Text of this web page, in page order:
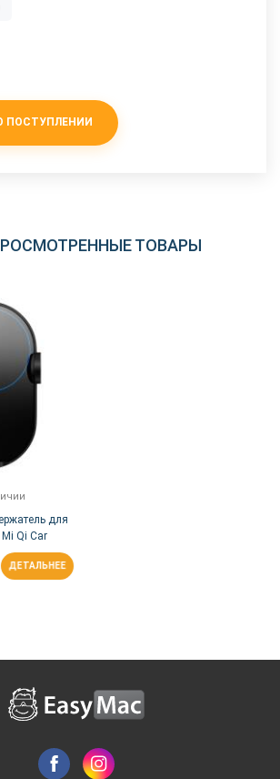
ПОСТУПЛЕНИИ
ТОВАРЫ
для
Qi Car
ДЕТАЛЬНЕЕ